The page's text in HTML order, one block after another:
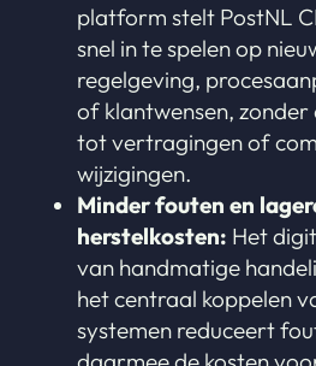
platform stelt PostNL
snel in te spelen op
regelgeving,
of klantwensen,
tot vertragingen of
wijzigingen.
Minder fouten en
herstelkosten: Het
van handmatige
het centraal koppelen
systemen reduceert